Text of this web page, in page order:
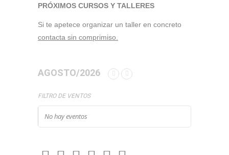
PRÓXIMOS CURSOS Y TALLERES
Si te apetece organizar un taller en concreto
contacta sin comprimiso.
AGOSTO/2026
FILTRO DE VENTOS
No hay eventos